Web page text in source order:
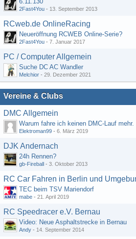
2Fast4You - 13. September 2013
RCweb.de OnlineRacing
Neueröffnung RCWEB Online-Serie?
2Fast4You - 7. Januar 2017
PC / Computer Allgemein
Suche DC AC Wandler
Melchior - 29. Dezember 2021
Vereine & Clubs
DMC Allgemein
Warum fahre ich keinen DMC-Lauf mehr.
Elektroman99 - 6. März 2019
DJK Andernach
24h Rennen?
gb-Fireball - 3. Oktober 2013
RC Car Fahren in Berlin und
TEC beim TSV Mariendorf
mabe - 21. April 2019
RC Speedracer e.V. Bernau
Video: Neue Asphaltstrecke in Bernau
Andy - 14. September 2014